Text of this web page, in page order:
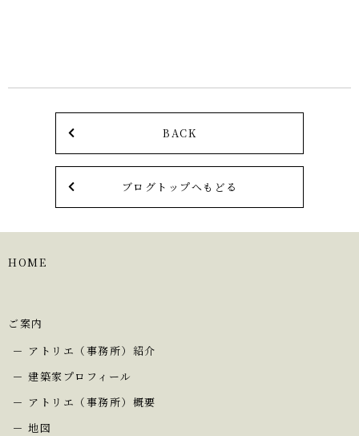
BACK
ブログトップへもどる
HOME
ご案内
アトリエ（事務所）紹介
建築家プロフィール
アトリエ（事務所）概要
地図